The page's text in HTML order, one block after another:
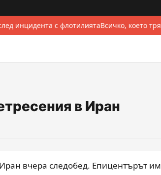
инцидента с флотилиятаВсичко, което
в Иран
вчера следобед. Епицентърът им